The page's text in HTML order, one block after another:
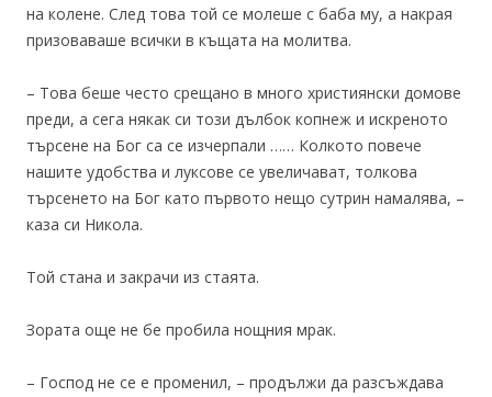
на колене. След това той се молеше с баба му, а накрая
призоваваше всички в къщата на молитва.
– Това беше често срещано в много християнски домове
преди, а сега някак си този дълбок копнеж и искреното
търсене на Бог са се изчерпали …… Колкото повече
нашите удобства и луксове се увеличават, толкова
търсенето на Бог като първото нещо сутрин намалява, –
каза си Никола.
Той стана и закрачи из стаята.
Зората още не бе пробила нощния мрак.
– Господ не се е променил, – продължи да разсъждава